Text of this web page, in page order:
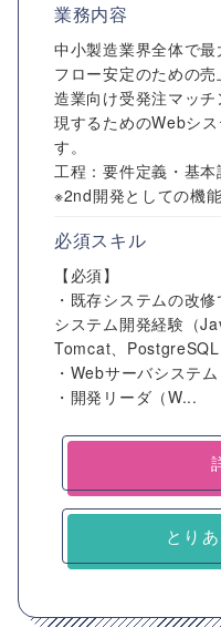
業務内容
中小製造業界全体で
フロー安定のための
造業向け受発注マッ
現するためのWebシ
す。
工程：要件定義・基
※2nd開発としての機
必須スキル
【必須】
・既存システムの改
システム開発経験（
Tomcat、PostgreSQL
・Webサーバシステ
・開発リーダ（W...
とり